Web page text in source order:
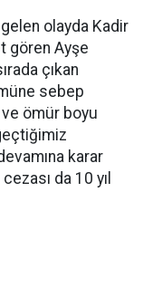
olayda Kadir
gören Ayşe
çıkan
sebep
ve ömür boyu
karar
da 10 yıl